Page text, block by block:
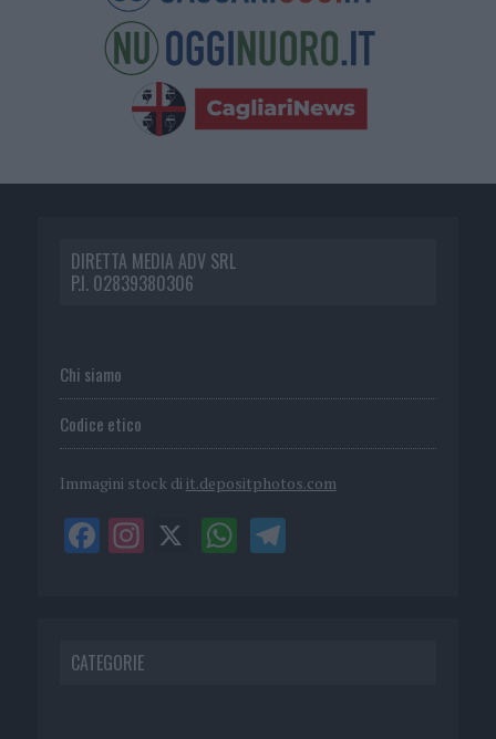
DIRETTA MEDIA ADV SRL
P.I. 02839380306
Chi siamo
Codice etico
Immagini stock di it.depositphotos.com
CATEGORIE